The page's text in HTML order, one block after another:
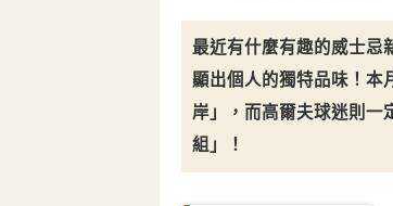
最近有什麼有趣的威士忌
顯出個人的獨特品味！
岸」，而高爾夫球迷則
組」！